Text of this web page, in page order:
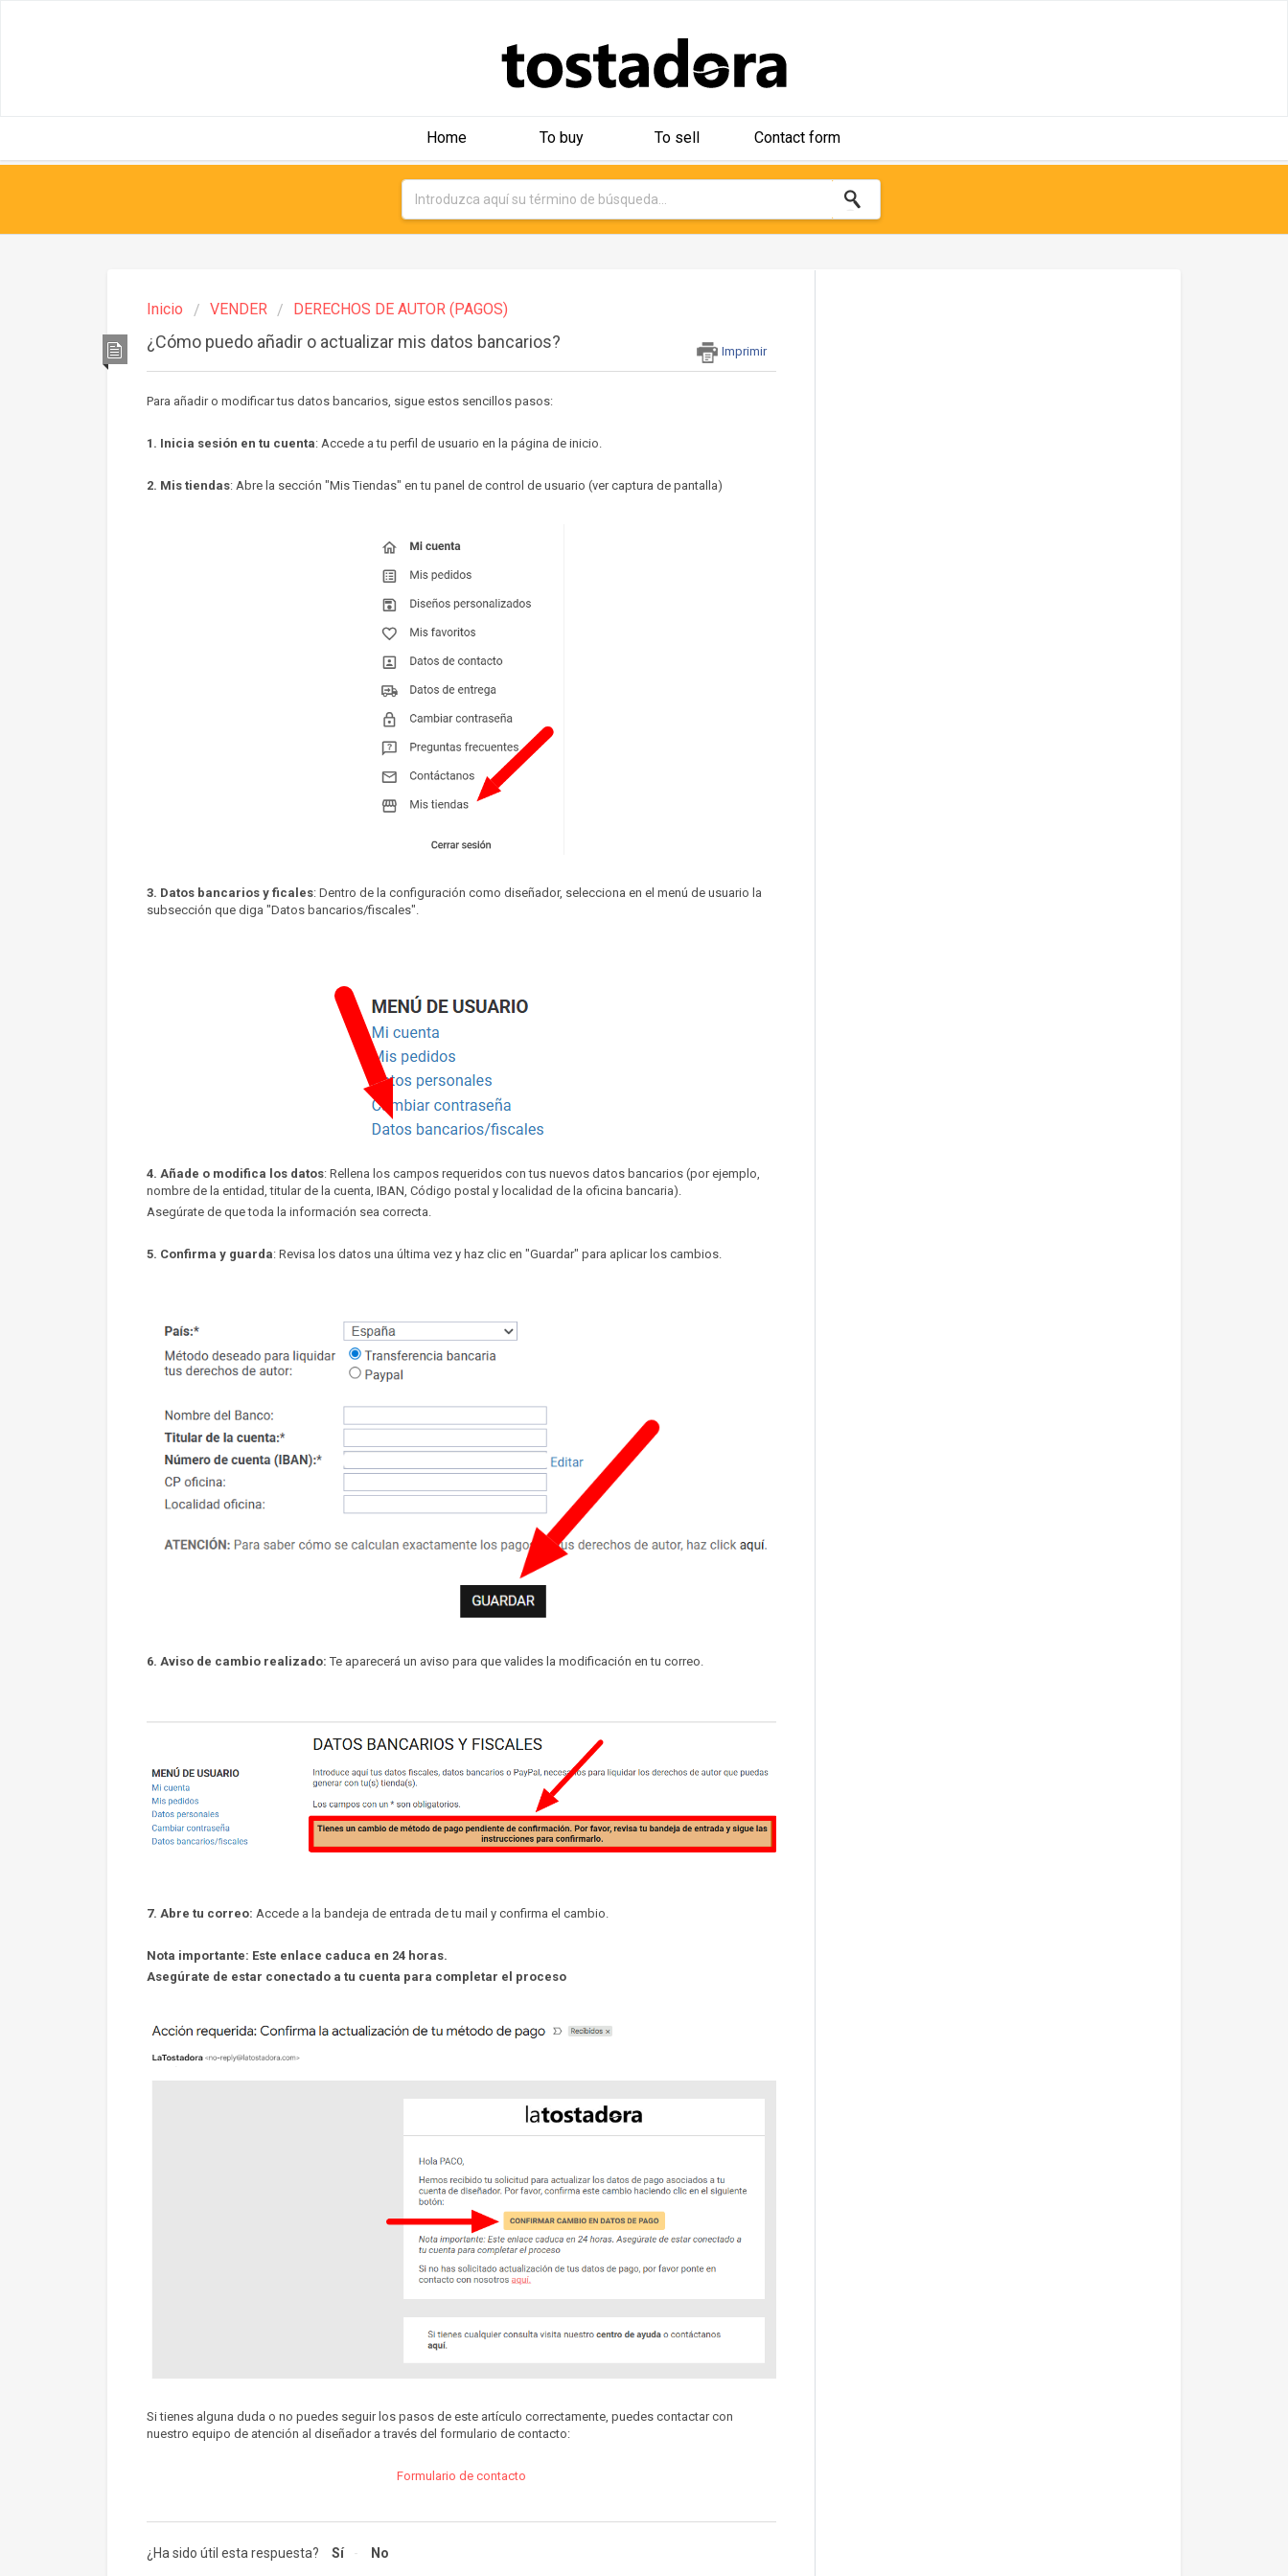
Home To buy To sell Contact form
Inicio VENDER DERECHOS DE AUTOR (PAGOS)
¿Cómo puedo añadir o actualizar mis datos bancarios? Imprimir
Para añadir o modificar tus datos bancarios, sigue estos sencillos pasos:
1. Inicia sesión en tu cuenta: Accede a tu perfil de usuario en la página de inicio.
2. Mis tiendas: Abre la sección "Mis Tiendas" en tu panel de control de usuario (ver captura de pantalla)
3. Datos bancarios y ficales: Dentro de la configuración como diseñador, selecciona en el menú de usuario la
subsección que diga "Datos bancarios/fiscales".
4. Añade o modifica los datos: Rellena los campos requeridos con tus nuevos datos bancarios (por ejemplo,
nombre de la entidad, titular de la cuenta, IBAN, Código postal y localidad de la oficina bancaria).
Asegúrate de que toda la información sea correcta.
5. Confirma y guarda: Revisa los datos una última vez y haz clic en "Guardar" para aplicar los cambios.
6. Aviso de cambio realizado:Te aparecerá un aviso para que valides la modificación en tu correo.
7. Abre tu correo: Accede a la bandeja de entrada de tu mail y confirma el cambio.
Nota importante: Este enlace caduca en 24 horas.
Asegúrate de estar conectado a tu cuenta para completar el proceso
Si tienes alguna duda o no puedes seguir los pasos de este artículo correctamente, puedes contactar con
nuestro equipo de atención al diseñador a través del formulario de contacto:
Formulario de contacto
¿Ha sido útil esta respuesta? Sí No